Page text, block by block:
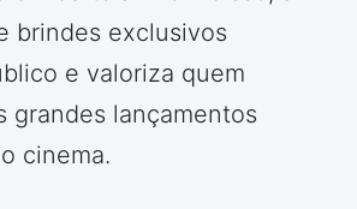
brindes exclusivos
e valoriza quem
grandes lançamentos
cinema.